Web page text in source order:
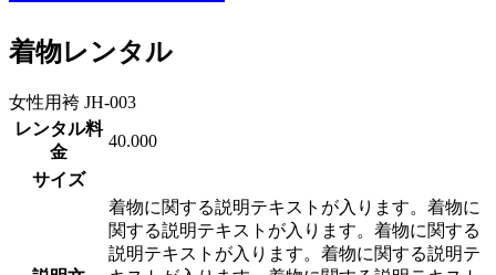
着物レンタル
女性用袴 JH-003
レンタル料
金
40.000
サイズ
着物に関する説明テキストが入ります。着物に
関する説明テキストが入ります。着物に関する
説明テキストが入ります。着物に関する説明テ